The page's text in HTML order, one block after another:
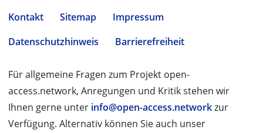
Kontakt Sitemap
Impressum
Datenschutzhinweis
Barrierefreiheit
Für allgemeine Fragen zum Projekt open-
access.network, Anregungen und Kritik stehen wir
Ihnen gerne unter info@open-access.networkzur
Verfügung. Alternativ können Sie auch unser